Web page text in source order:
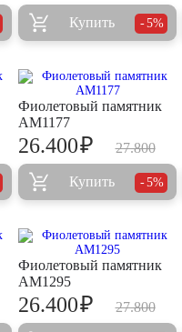
Купить 5%
Фиолетовый памятник
AM1177
27.800
26.400₽
Купить 5%
Фиолетовый памятник
AM1295
27.800
26.400₽